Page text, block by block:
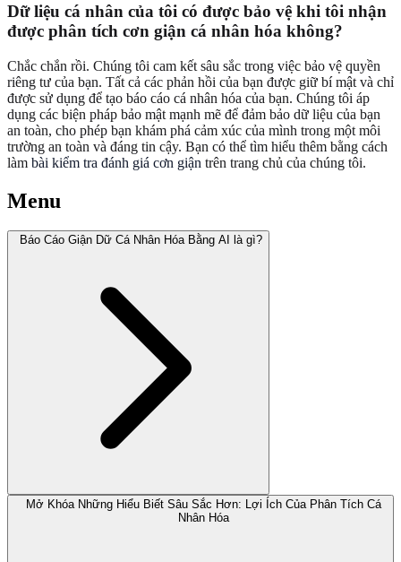
Dữ liệu cá nhân của tôi có được bảo vệ khi tôi nhận
được phân tích cơn giận cá nhân hóa không?
Chắc chắn rồi. Chúng tôi cam kết sâu sắc trong việc bảo vệ quyền
riêng tư của bạn. Tất cả các phản hồi của bạn được giữ bí mật và chỉ
được sử dụng để tạo báo cáo cá nhân hóa của bạn. Chúng tôi áp
dụng các biện pháp bảo mật mạnh mẽ để đảm bảo dữ liệu của bạn
an toàn, cho phép bạn khám phá cảm xúc của mình trong một môi
trường an toàn và đáng tin cậy. Bạn có thể tìm hiểu thêm bằng cách
làm bài kiểm tra đánh giá cơn giận trên trang chủ của chúng tôi.
Menu
Báo Cáo Giận Dữ Cá Nhân Hóa Bằng AI là gì?
Mở Khóa Những Hiểu Biết Sâu Sắc Hơn: Lợi Ích Của Phân Tích Cá
Nhân Hóa